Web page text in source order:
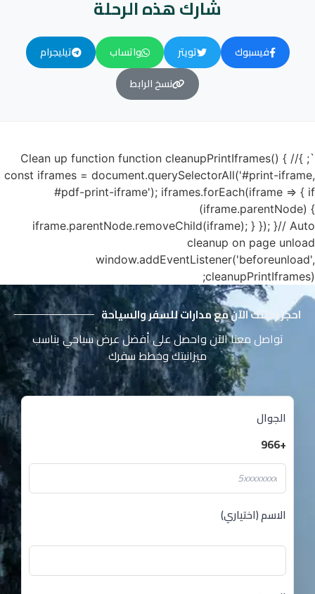
شارك هذه الرحلة
فيسبوك تويتر واتساب
تيليجرام
نسخ الرابط
`; }// Clean up function function cleanupPrintIframes() {
const iframes = document.querySelectorAll('#print-iframe,
#pdf-print-iframe'); iframes.forEach(iframe => { if
(iframe.parentNode) {
iframe.parentNode.removeChild(iframe); } }); }// Auto
cleanup on page unload
window.addEventListener('beforeunload',
cleanupPrintIframes);
احجز رحلتك الآن مع مدارات للسفر والسياحة
تواصل معنا الآن واحصل على أفضل عرض سياحي يناسب
ميزانيتك وخطط سفرك
الجوال
+966
الاسم (اختياري)